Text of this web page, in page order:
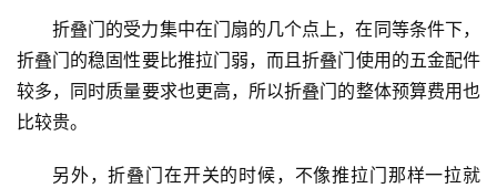
折叠门的受力集中在门扇的几个点上，在同等条件下，
折叠门的稳固性要比推拉门弱，而且折叠门使用的五金配件
较多，同时质量要求也更高，所以折叠门的整体预算费用也
比较贵。
另外，折叠门在开关的时候，不像推拉门那样一拉就